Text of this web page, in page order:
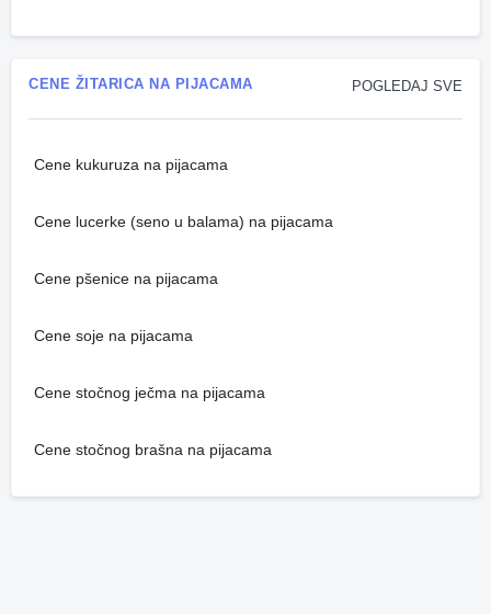
POGLEDAJ SVE
CENE ŽITARICA NA PIJACAMA
Cene kukuruza na pijacama
Cene lucerke (seno u balama) na pijacama
Cene pšenice na pijacama
Cene soje na pijacama
Cene stočnog ječma na pijacama
Cene stočnog brašna na pijacama